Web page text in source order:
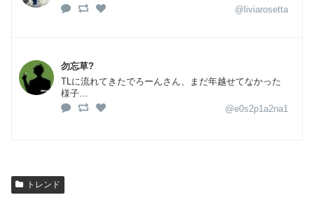
@liviarosetta
勿忘草?
TLに流れてきたでろーんさん、まだ年越せてなかった
様子…
@e0s2p1a2na1
トレンド